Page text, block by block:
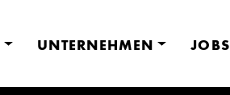
UNTERNEHMEN JOBS